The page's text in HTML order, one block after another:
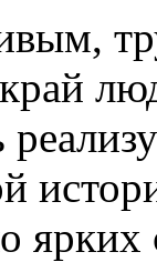
ярких